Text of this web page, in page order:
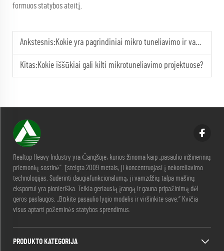
formuos statybos ateitį.
Ankstesnis:Kokie yra pagrindiniai mikro tuneliavimo ir vamzdžių įstūmimo sistemos komponentai?
Kitas:Kokie iššūkiai gali kilti mikrotuneliavimo projektuose?
Realtop Heavy Industry yra Čangšoje, kurios žinoma kaip „pasaulio inžinerinių
priemonių sostinė“. Įsteigta 2009 metais, ji koncentruojasi į nekoreliavimo
technologijas. Suderinti daugiafunkcionalumą, ji vamzdžių talpa mašinų
eksportui yra pionieriška. Teikia geriausią įrangą ir gauna pripažinimą dėl
geros paslaugos. „Būkite pasaulio lygio modelis ir viršinkite save.“ Kvičia
visus aptarti požeminės statybos sprendimus.
PRODUKTO KATEGORIJA